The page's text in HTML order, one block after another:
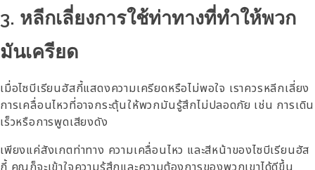
3. หลีกเลี่ยงการใช้ท่าทางที่ทำให้พวก
มันเครียด
เมื่อไซบีเรียนฮัสกี้แสดงความเครียดหรือไม่พอใจ เราควรหลีกเลี่ยง
การเคลื่อนไหวที่อาจกระตุ้นให้พวกมันรู้สึกไม่ปลอดภัย เช่น การเดิน
เร็วหรือการพูดเสียงดัง
เพียงแค่สังเกตท่าทาง ความเคลื่อนไหว และสีหน้าของไซบีเรียนฮัส